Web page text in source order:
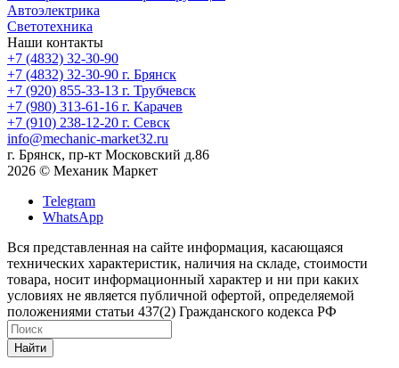
Автоэлектрика
Светотехника
Наши контакты
+7 (4832) 32-30-90
+7 (4832) 32-30-90 г. Брянск
+7 (920) 855-33-13 г. Трубчевск
+7 (980) 313-61-16 г. Карачев
+7 (910) 238-12-20 г. Севск
info@mechanic-market32.ru
г. Брянск, пр-кт Московский д.86
2026 © Механик Маркет
Telegram
WhatsApp
Вся представленная на сайте информация, касающаяся
технических характеристик, наличия на складе, стоимости
товара, носит информационный характер и ни при каких
условиях не является публичной офертой, определяемой
положениями статьи 437(2) Гражданского кодекса РФ
Найти